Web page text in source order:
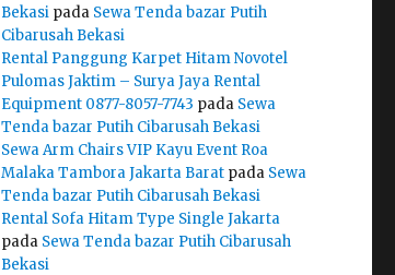
Bekasi pada Sewa Tenda bazar Putih
Cibarusah Bekasi
Rental Panggung Karpet Hitam Novotel
Pulomas Jaktim – Surya Jaya Rental
Equipment 0877-8057-7743 pada Sewa
Tenda bazar Putih Cibarusah Bekasi
Sewa Arm Chairs VIP Kayu Event Roa
Malaka Tambora Jakarta Barat pada Sewa
Tenda bazar Putih Cibarusah Bekasi
Rental Sofa Hitam Type Single Jakarta
pada Sewa Tenda bazar Putih Cibarusah
Bekasi